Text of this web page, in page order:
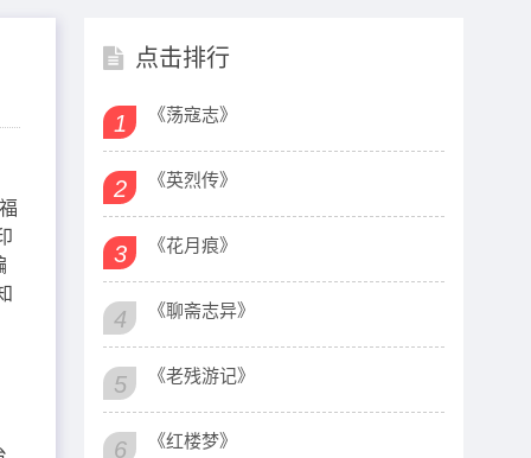
点击排行
1 《荡寇志》
2 《英烈传》
3 《花月痕》
4 《聊斋志异》
5 《老残游记》
6 《红楼梦》